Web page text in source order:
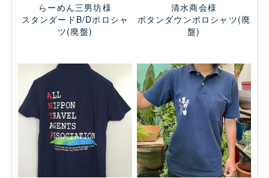
らーめん三男坊様
スタンダードB/Dポロシャ
ツ(廃盤)
清水商会様
ボタンダウンポロシャツ(廃
盤)